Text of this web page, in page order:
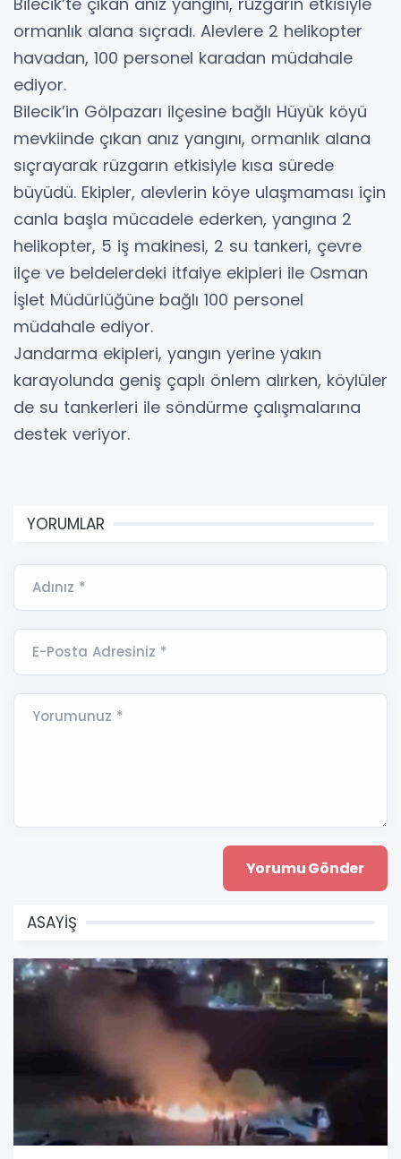
ormanlık alana sıçradı. Alevlere 2 helikopter
havadan, 100 personel karadan müdahale
ediyor.
Bilecik’in Gölpazarı ilçesine bağlı Hüyük köyü
mevkiinde çıkan anız yangını, ormanlık alana
sıçrayarak rüzgarın etkisiyle kısa sürede
büyüdü. Ekipler, alevlerin köye ulaşmaması için
canla başla mücadele ederken, yangına 2
helikopter, 5 iş makinesi, 2 su tankeri, çevre
ilçe ve beldelerdeki itfaiye ekipleri ile Osman
İşlet Müdürlüğüne bağlı 100 personel
müdahale ediyor.
Jandarma ekipleri, yangın yerine yakın
karayolunda geniş çaplı önlem alırken, köylüler
de su tankerleri ile söndürme çalışmalarına
destek veriyor.
YORUMLAR
Adınız *
E-Posta Adresiniz *
Yorumunuz *
ASAYİŞ